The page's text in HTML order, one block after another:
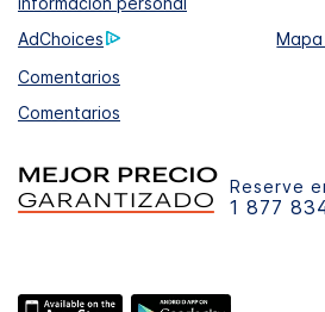
AdChoices
Comentarios
Comentarios
Reserve
1 877